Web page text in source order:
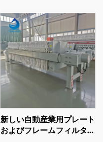
ペースを節約
新しい自動産業用プレート
およびフレームフィルター